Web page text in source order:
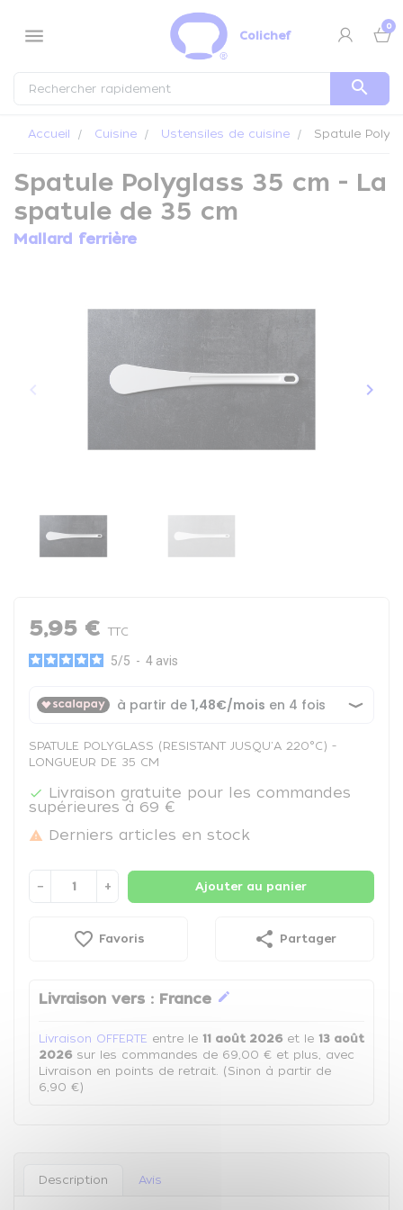
menu Colichef
0
search
Accueil Cuisine Ustensiles de cuisine Spatule
Spatule Polyglass 35 cm - La
spatule de 35 cm
Mallard ferrière
Précédent
keyboard_arrow_left keyboard_arrow_right
5,95 € TTC
5/5 - 4 avis
SPATULE POLYGLASS (RESISTANT JUSQU'A 220°C) -
LONGUEUR DE 35 CM

Livraison gratuite pour les commandes
supérieures à 69 €
 Derniers articles en stock
− + Ajouter au panier
favorite_border Favoris share Partager
Livraison vers : France edit
Livraison OFFERTE entre le 11 août 2026 et le 13 août
2026 sur les commandes de 69,00 € et plus, avec
Livraison en points de retrait. (Sinon à partir de
6,90 €)
Description Avis